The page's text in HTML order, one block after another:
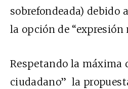
sobrefondeada) debido
la opción de “expresión
Respetando la máxima
ciudadano” la